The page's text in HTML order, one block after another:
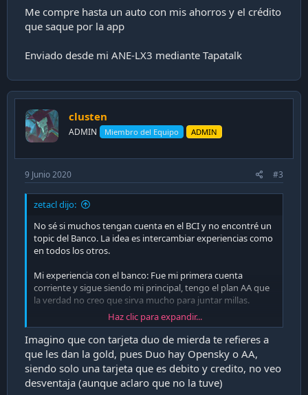
mierda.
Me compre hasta un auto con mis ahorros y el crédito
que saque por la app
Enviado desde mi ANE-LX3 mediante Tapatalk
clusten
ADMIN Miembro del Equipo ADMIN
9 Junio 2020 #3
zetacl dijo:
No sé si muchos tengan cuenta en el BCI y no encontré un
topic del Banco. La idea es intercambiar experiencias como
en todos los otros.
Mi experiencia con el banco: Fue mi primera cuenta
corriente y sigue siendo mi principal, tengo el plan AA que
la verdad no creo que sirva mucho para juntar millas.
En general no he tenido mayores problemas con el banco,
me gusta la app y la página porque tienen lo que más uso.
Para mi lo mejor es que funcione la visa con Google Pay,
eso es un plus gigante.
Puntos en contra: Para estudiantes dan esa tarjeta Duo de
Haz clic para expandir...
Imagino que con tarjeta duo de mierda te refieres a
que les dan la gold, pues Duo hay Opensky o AA,
siendo solo una tarjeta que es debito y credito, no veo
desventaja (aunque aclaro que no la tuve)